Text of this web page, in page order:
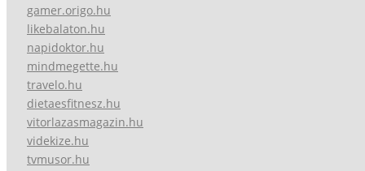
gamer.origo.hu
likebalaton.hu
napidoktor.hu
mindmegette.hu
travelo.hu
dietaesfitnesz.hu
vitorlazasmagazin.hu
videkize.hu
tvmusor.hu